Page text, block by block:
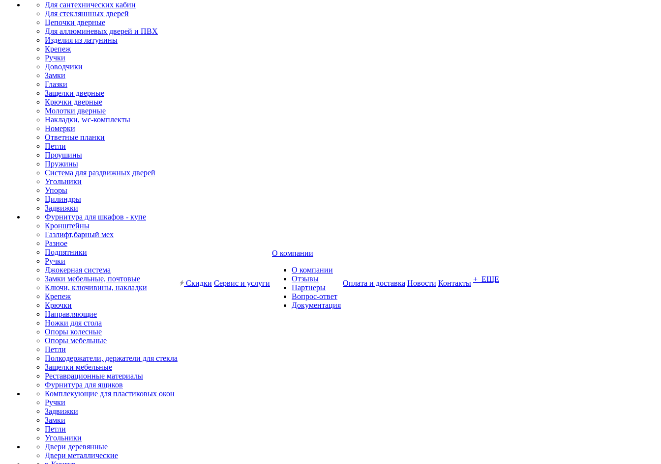
Для сантехнических кабин
Для стекляннных дверей
Цепочки дверные
Для аллюминевых дверей и ПВХ
Изделия из латунины
Крепеж
Ручки
Доводчики
Замки
Глазки
Защелки дверные
Крючки дверные
Молотки дверные
Накладки, wc-комплекты
Номерки
Ответные планки
Петли
Проушины
Пружины
Система для раздвижных дверей
Угольники
Упоры
Цилиндры
Задвижки
Фурнитура для шкафов - купе
Кронштейны
Газлифт,барный мех
Разное
Подпятники
Ручки
Джокерная система
Замки мебельные, почтовые
Ключи, ключивины, накладки
Крепеж
Крючки
Направляющие
Ножки для стола
Опоры колесные
Опоры мебельные
Петли
Полкодержатели, держатели для стекла
Защелки мебельные
Реставрационные материалы
Фурнитура для ящиков
Комплекующие для пластиковых окон
Ручки
Задвижки
Замки
Петли
Угольники
Двери деревянные
Двери металлические
Скидки Сервис и услуги
О компании
О компании
Отзывы
Партнеры
Вопрос-ответ
Документация
Оплата и доставка Новости Контакты + ЕЩЕ